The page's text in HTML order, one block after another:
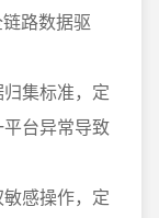
路数据驱
集标准，定
台异常导致
感操作，定